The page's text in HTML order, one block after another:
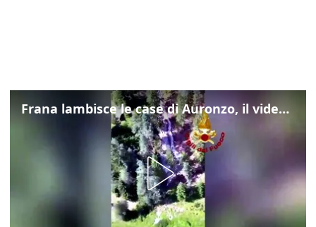
Frana lambisce le case di Auronzo, il video dall'elicottero dei vigili del fuoco